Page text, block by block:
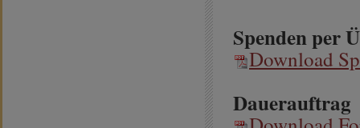
Spenden per
Download
Dauerauftrag